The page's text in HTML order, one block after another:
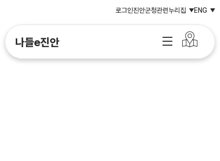
로그인진안군청관련누리집 ENG
나들e진안